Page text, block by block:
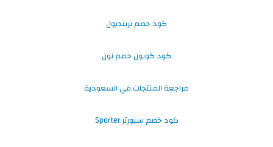
كود خصم ترينديول
كود كوبون خصم نون
مراجعة المنتجات في السعودية
كود خصم سبورتر Sporter